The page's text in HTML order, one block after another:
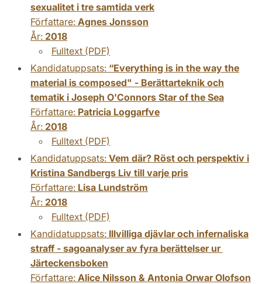
sexualitet i tre samtida verk
Författare: Agnes Jonsson
År: 2018
Fulltext (PDF)
Kandidatuppsats: “Everything is in the way the
material is composed" - Berättarteknik och
tematik i Joseph O'Connors Star of the Sea
Författare: Patricia Loggarfve
År: 2018
Fulltext (PDF)
Kandidatuppsats: Vem där? Röst och perspektiv i
Kristina Sandbergs Liv till varje pris
Författare: Lisa Lundström
År: 2018
Fulltext (PDF)
Kandidatuppsats: Illvilliga djävlar och infernaliska
straff - sagoanalyser av fyra berättelser ur ​
Järteckensboken
Författare: Alice Nilsson & Antonia Orwar Olofson